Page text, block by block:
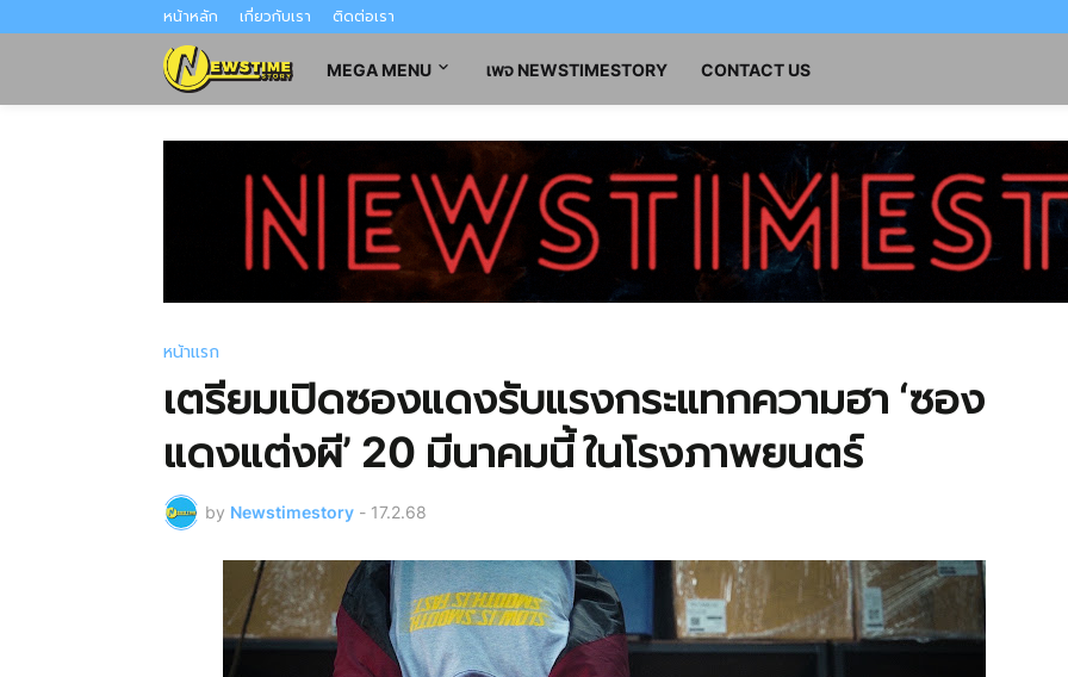
หน้าหลัก เกี่ยวกับเรา ติดต่อเรา
MEGA MENU เพจ NEWSTIMESTORY CONTACT US
หน้าแรก
เตรียมเปิดซองแดงรับแรงกระแทกความฮา ‘ซอง
แดงแต่งผี’ 20 มีนาคมนี้ ในโรงภาพยนตร์
by Newstimestory - 17.2.68